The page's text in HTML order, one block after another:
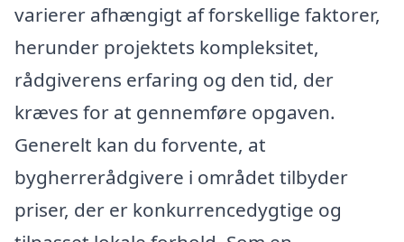
varierer afhængigt af forskellige faktorer,
herunder projektets kompleksitet,
rådgiverens erfaring og den tid, der
kræves for at gennemføre opgaven.
Generelt kan du forvente, at
bygherrerådgivere i området tilbyder
priser, der er konkurrencedygtige og